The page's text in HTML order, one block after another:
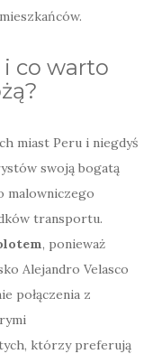
co warto
miast Peru i niegdyś
swoją bogatą
malowniczego
transportu.
, ponieważ
Alejandro Velasco
połączenia z
którzy preferują